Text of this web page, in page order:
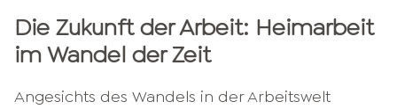
Die Zukunft der Arbeit: Heimarbeit
im Wandel der Zeit
Angesichts des Wandels in der Arbeitswelt